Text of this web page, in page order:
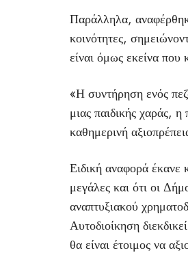
Παράλληλα,
κοινότητες,
είναι όμως εκείνα που
«Η συντήρηση ενός
μιας παιδικής χαράς,
καθημερινή
Ειδική αναφορά έκανε
μεγάλες και ότι οι
αναπτυξιακού
Αυτοδιοίκηση
θα είναι έτοιμος να